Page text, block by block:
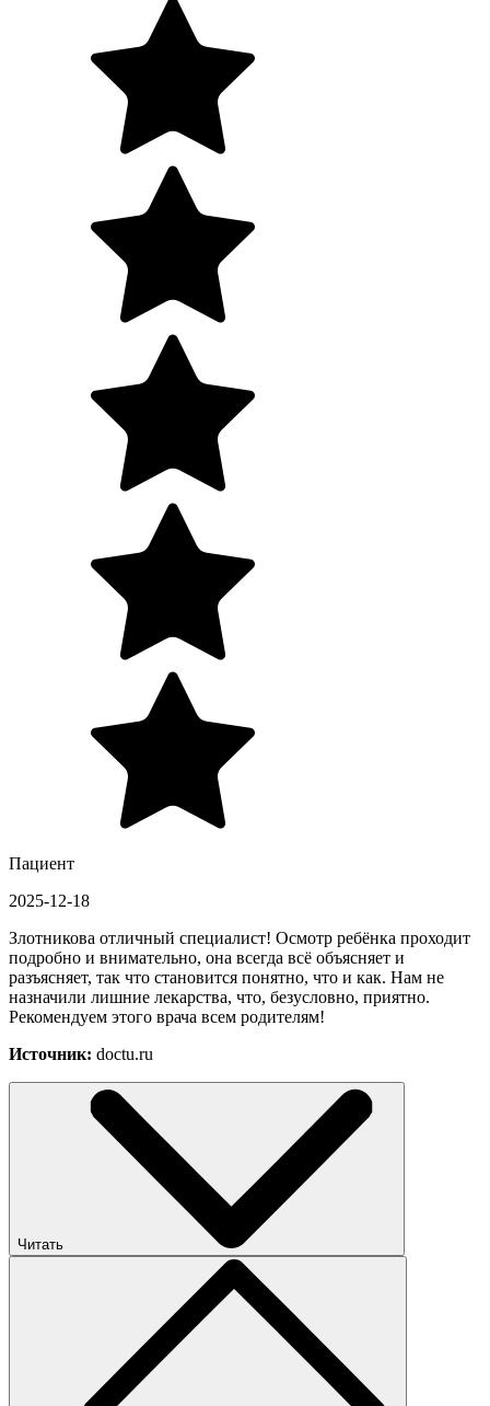
Пациент
2025-12-18
Злотникова отличный специалист! Осмотр ребёнка проходит
подробно и внимательно, она всегда всё объясняет и
разъясняет, так что становится понятно, что и как. Нам не
назначили лишние лекарства, что, безусловно, приятно.
Рекомендуем этого врача всем родителям!
Источник: doctu.ru
Читать